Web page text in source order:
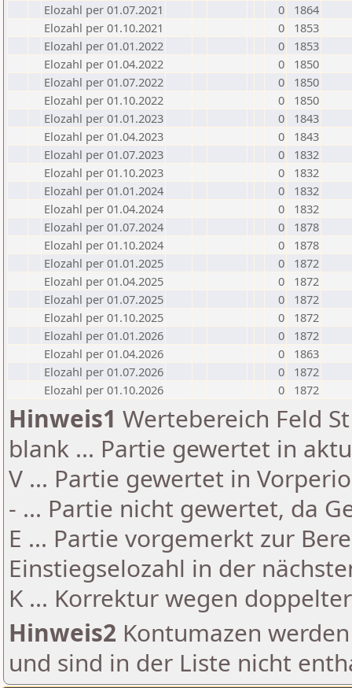
Elozahl per 01.07.2021
0
1864
Elozahl per 01.10.2021
0
1853
Elozahl per 01.01.2022
0
1853
Elozahl per 01.04.2022
0
1850
Elozahl per 01.07.2022
0
1850
Elozahl per 01.10.2022
0
1850
Elozahl per 01.01.2023
0
1843
Elozahl per 01.04.2023
0
1843
Elozahl per 01.07.2023
0
1832
Elozahl per 01.10.2023
0
1832
Elozahl per 01.01.2024
0
1832
Elozahl per 01.04.2024
0
1832
Elozahl per 01.07.2024
0
1878
Elozahl per 01.10.2024
0
1878
Elozahl per 01.01.2025
0
1872
Elozahl per 01.04.2025
0
1872
Elozahl per 01.07.2025
0
1872
Elozahl per 01.10.2025
0
1872
Elozahl per 01.01.2026
0
1872
Elozahl per 01.04.2026
0
1863
Elozahl per 01.07.2026
0
1872
Elozahl per 01.10.2026
0 1872
Hinweis1 Wertebereich Feld
blank ... Partie gewertet in
V ... Partie gewertet in
- ... Partie nicht gewertet, da
E ... Partie vorgemerkt zur
Einstiegselozahl in der
K ... Korrektur wegen
Hinweis2 Kontumazen
und sind in der Liste nicht